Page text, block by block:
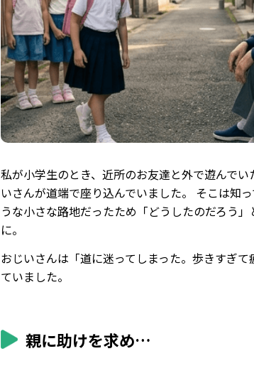
私が小学生のとき、近所のお友達と外で遊んで
いさんが道端で座り込んでいました。 そこは知
うな小さな路地だったため「どうしたのだろう
に。
おじいさんは「道に迷ってしまった。歩きすぎ
ていました。
親に助けを求め…